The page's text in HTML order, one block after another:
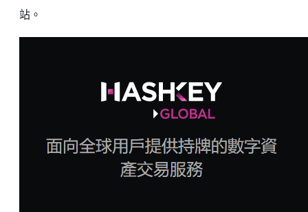
站。